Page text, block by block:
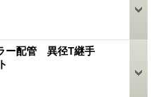
ー配管 異径T継手